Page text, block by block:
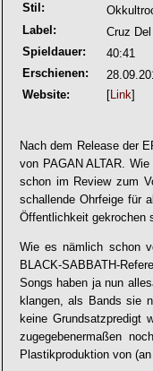
Stil:
Label:
Cruz
Spieldauer:
40:41
Erschienen:
Website:
[Link]
Nach dem Release der
von PAGAN ALTAR .
schon im Review zum
schallende Ohrfeige für
Öffentlichkeit gekrochen
Wie es nämlich schon
BLACK-SABBATH-
Songs haben ja nun
klangen, als Bands sie
keine Grundsatzpredigt
zugegebenermaßen
Plastikproduktion von